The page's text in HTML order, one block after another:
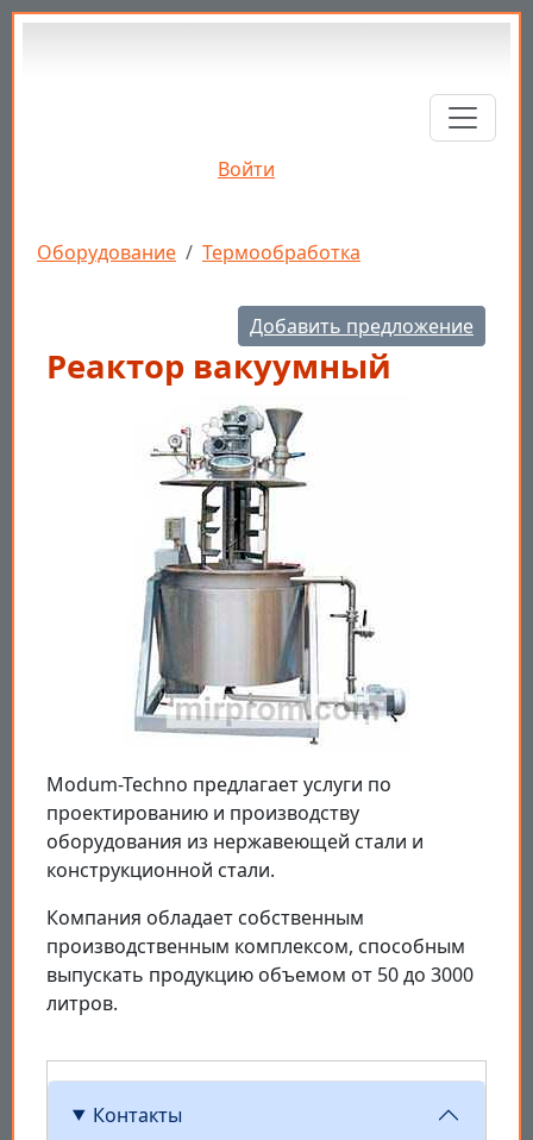
Перейти к основному содержанию
Войти
Строка навигации
Оборудование Термообработка
Добавить предложение
Реактор вакуумный
Modum-Techno предлагает услуги по
проектированию и производству
оборудования из нержавеющей стали и
конструкционной стали.
Компания обладает собственным
производственным комплексом, способным
выпускать продукцию объемом от 50 до 3000
литров.
Контакты